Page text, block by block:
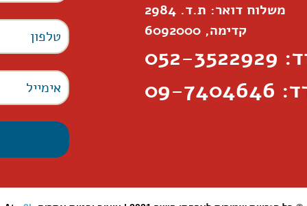
משלוח דואר: ת.ד. 2984
קדימה, 6092000